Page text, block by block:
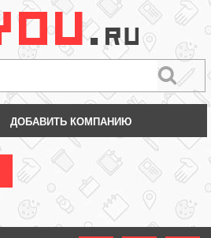
ДОБАВИТЬ КОМПАНИЮ